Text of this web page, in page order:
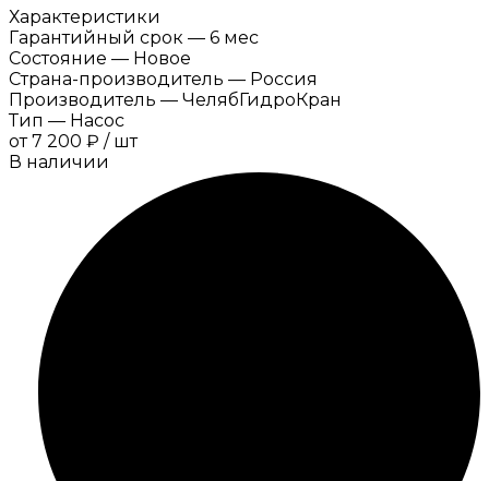
Характеристики
Гарантийный срок — 6 мес
Состояние — Новое
Страна-производитель — Россия
Производитель — ЧелябГидроКран
Тип — Насос
от 7 200 ₽ / шт
В наличии